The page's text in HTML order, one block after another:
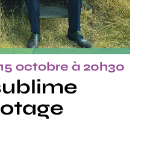
octobre à 20h30